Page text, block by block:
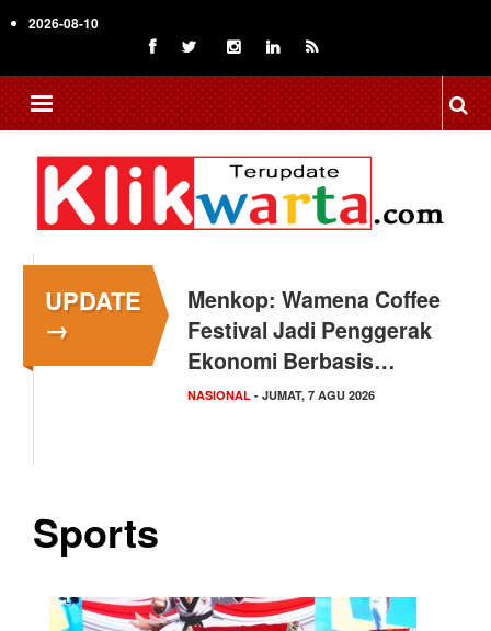
to
content
2026-08-10
UPDATE
→
Menkop: Wamena Coffee
Festival Jadi Penggerak
Ekonomi Berbasis…
NASIONAL - JUMAT, 7 AGU 2026
Sports